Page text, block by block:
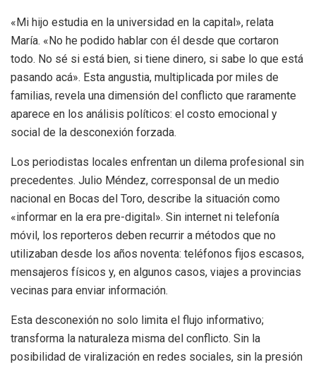
«Mi hijo estudia en la universidad en la capital», relata
María. «No he podido hablar con él desde que cortaron
todo. No sé si está bien, si tiene dinero, si sabe lo que está
pasando acá». Esta angustia, multiplicada por miles de
familias, revela una dimensión del conflicto que raramente
aparece en los análisis políticos: el costo emocional y
social de la desconexión forzada.
Los periodistas locales enfrentan un dilema profesional sin
precedentes. Julio Méndez, corresponsal de un medio
nacional en Bocas del Toro, describe la situación como
«informar en la era pre-digital». Sin internet ni telefonía
móvil, los reporteros deben recurrir a métodos que no
utilizaban desde los años noventa: teléfonos fijos escasos,
mensajeros físicos y, en algunos casos, viajes a provincias
vecinas para enviar información.
Esta desconexión no solo limita el flujo informativo;
transforma la naturaleza misma del conflicto. Sin la
posibilidad de viralización en redes sociales, sin la presión